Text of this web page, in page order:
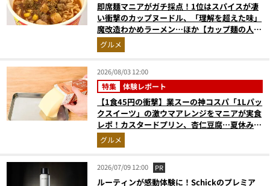
即席麺マニアがガチ採点！1位はスパイスが凄
い衝撃のカップヌードル、「理解を超えた味」
魔改造わかめラーメン…ほか【カップ麺の人気
記事ランキングベスト3】（2026年6月版）
グルメ
2026/08/03 12:00
特集 体験レポート
【1食45円の衝撃】業スーの神コスパ「1Lパッ
クスイーツ」の激ウマアレンジをマニアが実食
レポ！カスタードプリン、杏仁豆腐…夏休みの
おやつに最強すぎた
グルメ
2026/07/09 12:00 PR
ルーティンが感動体験に！Schickのプレミア